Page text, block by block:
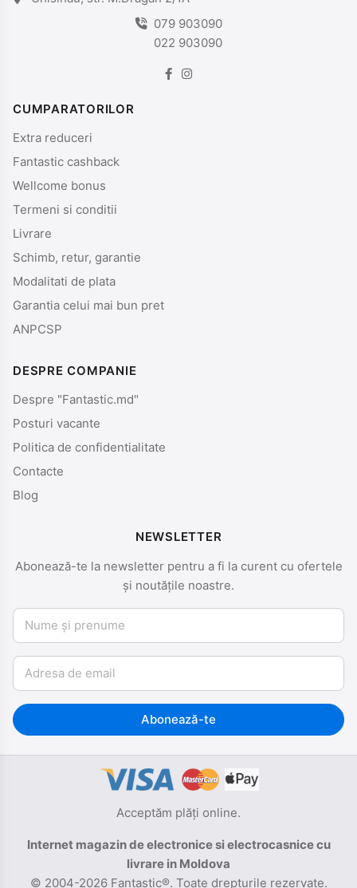
079 903090
022 903090
CUMPARATORILOR
Extra reduceri
Fantastic cashback
Wellcome bonus
Termeni si conditii
Livrare
Schimb, retur, garantie
Modalitati de plata
Garantia celui mai bun pret
ANPCSP
DESPRE COMPANIE
Despre "Fantastic.md"
Posturi vacante
Politica de confidentialitate
Contacte
Blog
NEWSLETTER
Abonează-te la newsletter pentru a fi la curent cu ofertele
și noutățile noastre.
Nume și prenume
Email
Abonează-te
Acceptăm plăți online.
Internet magazin de electronice si electrocasnice cu
livrare in Moldova
© 2004-2026 Fantastic®. Toate drepturile rezervate.